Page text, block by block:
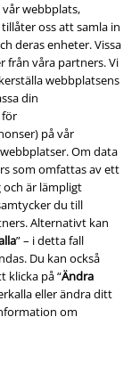
webbplats,
oss att samla in
deras enheter. Vissa
från våra partners. Vi
webbplatsens
din
för
på vår
Om data
som omfattas av ett
och är lämpligt
du till
Alternativt kan
” – i detta fall
Du kan också
klicka på “Ändra
eller ändra ditt
om